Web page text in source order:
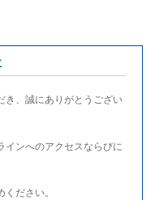
き、誠にありがとうござい
インへのアクセスならびに
ださい。